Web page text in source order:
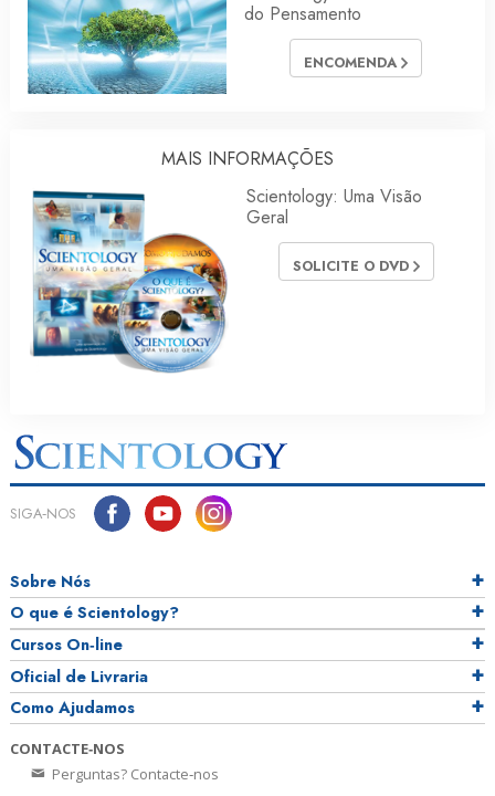
do Pensamento
ENCOMENDA
MAIS INFORMAÇÕES
Scientology: Uma Visão
Geral
SOLICITE O DVD
SIGA‑NOS
Sobre Nós
O que é Scientology?
Cursos On‑line
Oficial de Livraria
Como Ajudamos
CONTACTE‑NOS
Perguntas? Contacte‑nos